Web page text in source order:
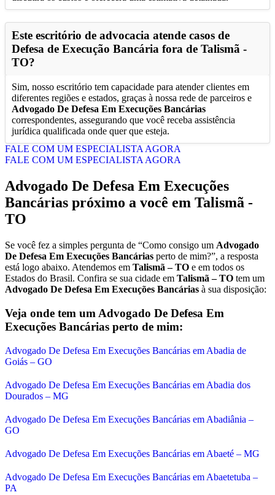
Este escritório de advocacia atende casos de
Defesa de Execução Bancária fora de Talismã -
TO?
Sim, nosso escritório tem capacidade para atender clientes em
diferentes regiões e estados, graças à nossa rede de parceiros e
Advogado De Defesa Em Execuções Bancárias
correspondentes, assegurando que você receba assistência
jurídica qualificada onde quer que esteja.
FALE COM UM ESPECIALISTA AGORA
FALE COM UM ESPECIALISTA AGORA
Advogado De Defesa Em Execuções
Bancárias próximo a você em Talismã -
TO
Se você fez a simples pergunta de “Como consigo um Advogado
De Defesa Em Execuções Bancárias perto de mim?”, a resposta
está logo abaixo. Atendemos em Talismã – TO e em todos os
Estados do Brasil. Confira se sua cidade em Talismã – TO tem um
Advogado De Defesa Em Execuções Bancárias à sua disposição:
Veja onde tem um Advogado De Defesa Em
Execuções Bancárias perto de mim:
Advogado De Defesa Em Execuções Bancárias em Abadia de
Goiás – GO
Advogado De Defesa Em Execuções Bancárias em Abadia dos
Dourados – MG
Advogado De Defesa Em Execuções Bancárias em Abadiânia –
GO
Advogado De Defesa Em Execuções Bancárias em Abaeté – MG
Advogado De Defesa Em Execuções Bancárias em Abaetetuba –
PA